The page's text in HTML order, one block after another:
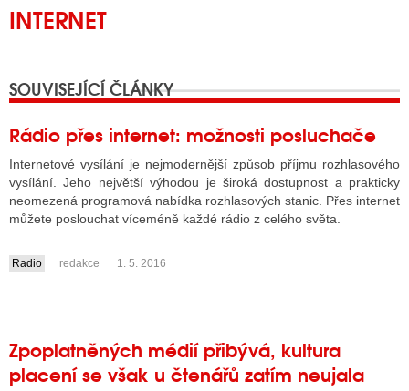
TISK
RADIA
RÁDIÍ
RÁDIÍ
VYSÍLAČE
TELEVIZE
TELEVIZÍ
INTERNET
SOUVISEJÍCÍ ČLÁNKY
Rádio přes internet: možnosti posluchače
Internetové vysílání je nejmodernější způsob příjmu rozhlasového
vysílání. Jeho největší výhodou je široká dostupnost a prakticky
neomezená programová nabídka rozhlasových stanic. Přes internet
můžete poslouchat víceméně každé rádio z celého světa.
....
Radio redakce 1. 5. 2016
Zpoplatněných médií přibývá, kultura
placení se však u čtenářů zatím neujala